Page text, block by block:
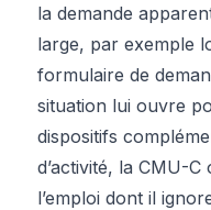
la demande
large, par exemple
formulaire de
situation lui ouvre
dispositifs
d’activité, la CMU-
l’emploi dont il